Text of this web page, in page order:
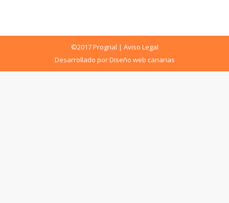
©2017 Progrial | Aviso Legal
Desarrollado porDiseño web canarias